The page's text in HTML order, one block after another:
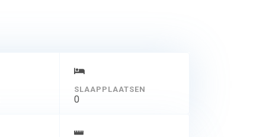
SLAAPPLAATSEN
0